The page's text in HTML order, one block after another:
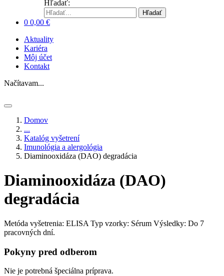
Hľadať:
Hľadať
0 0,00 €
Aktuality
Kariéra
Môj účet
Kontakt
Načítavam...
Domov
...
Katalóg vyšetrení
Imunológia a alergológia
Diaminooxidáza (DAO) degradácia
Diaminooxidáza (DAO)
degradácia
Metóda vyšetrenia: ELISA Typ vzorky: Sérum Výsledky: Do 7
pracovných dní.
Pokyny pred odberom
Nie je potrebná špeciálna príprava.